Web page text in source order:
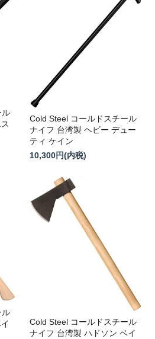
ル
Cold Steel コールドスチール
ナイフ 台湾製 ヘビー デュー
ティ ケイン
10,300円(内税)
ル
Cold Steel コールドスチール
ナイフ 台湾製 ハドソン ベイ